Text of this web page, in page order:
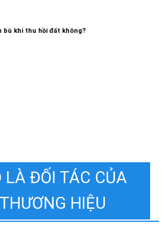
bù khi thu hồi đất không?
LÀ ĐỐI TÁC CỦA
HIỆU